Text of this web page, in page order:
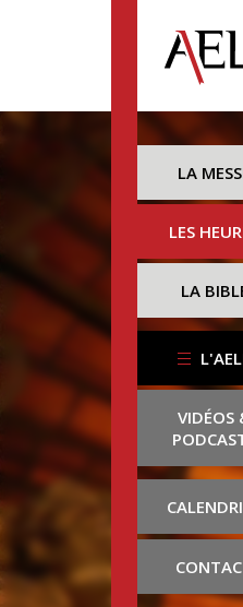
LA
LES
LA
VIDÉOS